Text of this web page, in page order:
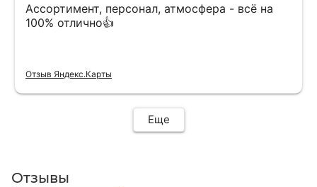
Ассортимент, персонал, атмосфера - всё на
100% отлично👍
Отзыв Яндекс.Карты
Еще
Отзывы